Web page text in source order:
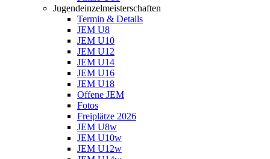
Jugendeinzelmeisterschaften
Termin & Details
JEM U8
JEM U10
JEM U12
JEM U14
JEM U16
JEM U18
Offene JEM
Fotos
Freiplätze 2026
JEM U8w
JEM U10w
JEM U12w